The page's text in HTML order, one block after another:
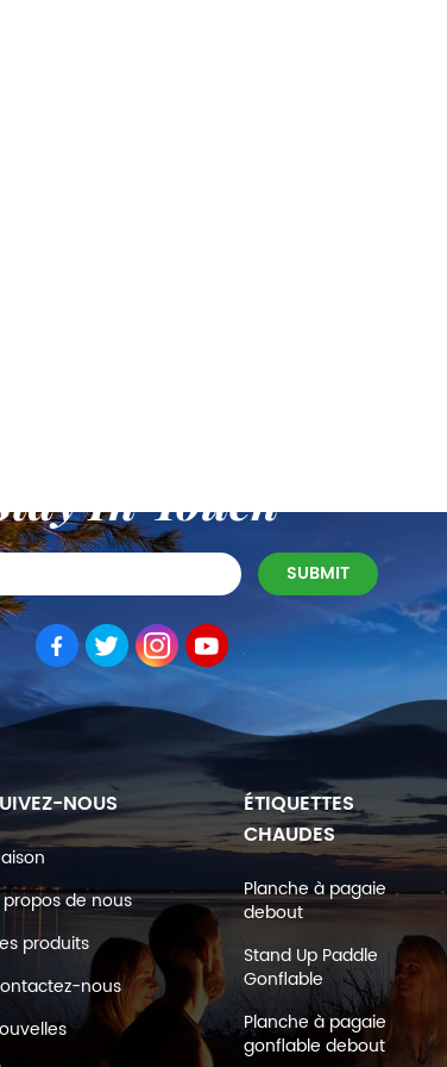
In Touch
NOUS
propos de nous
produits
nous
ÉTIQUETTES
CHAUDES
Planche à pagaie
debout
Stand Up Paddle
Gonflable
Planche à pagaie
gonflable debout